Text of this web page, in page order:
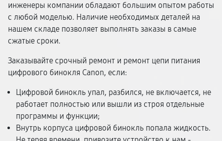
инженеры компании обладают большим опытом работы
с любой моделью. Наличие необходимых деталей на
нашем складе позволяет выполнять заказы в самые
сжатые сроки.
Заказывайте срочный ремонт и ремонт цепи питания
цифрового бинокля Canon, если:
Цифровой бинокль упал, разбился, не включается, не
работает полностью или вышли из строя отдельные
программы и функции;
Внутрь корпуса цифровой бинокль попала жидкость.